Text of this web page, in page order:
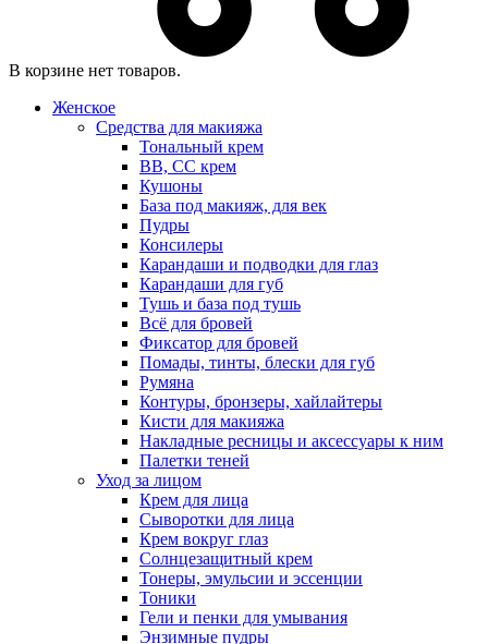
В корзине нет товаров.
Женское
Средства для макияжа
Тональный крем
BB, CC крем
Кушоны
База под макияж, для век
Пудры
Консилеры
Карандаши и подводки для глаз
Карандаши для губ
Тушь и база под тушь
Всё для бровей
Фиксатор для бровей
Помады, тинты, блески для губ
Румяна
Контуры, бронзеры, хайлайтеры
Кисти для макияжа
Накладные ресницы и аксессуары к ним
Палетки теней
Уход за лицом
Крем для лица
Сыворотки для лица
Крем вокруг глаз
Солнцезащитный крем
Тонеры, эмульсии и эссенции
Тоники
Гели и пенки для умывания
Энзимные пудры